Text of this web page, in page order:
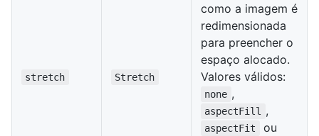
stretch Stretch
como a imagem é
redimensionada
para preencher o
espaço alocado.
Valores válidos:
none ,
aspectFill ,
aspectFit ou